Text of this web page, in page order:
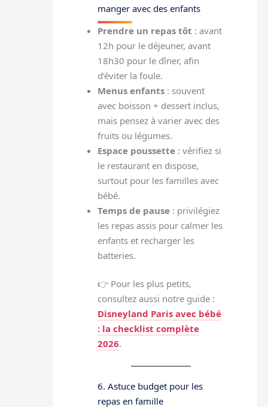
manger avec des enfants
Prendre un repas tôt : avant
12h pour le déjeuner, avant
18h30 pour le dîner, afin
d’éviter la foule.
Menus enfants : souvent
avec boisson + dessert inclus,
mais pensez à varier avec des
fruits ou légumes.
Espace poussette : vérifiez si
le restaurant en dispose,
surtout pour les familles avec
bébé.
Temps de pause : privilégiez
les repas assis pour calmer les
enfants et recharger les
batteries.
👉 Pour les plus petits,
consultez aussi notre guide :
Disneyland Paris avec bébé
: la checklist complète
2026.
6. Astuce budget pour les
repas en famille